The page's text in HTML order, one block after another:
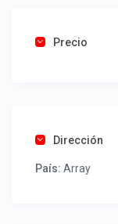
Una foto de
como un
Tel contacto
Precio
Dirección
País: Array